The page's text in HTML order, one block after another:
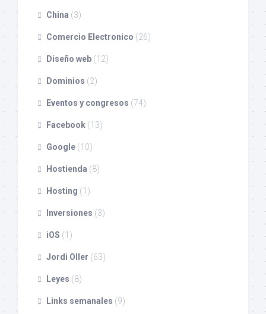
China (3)
Comercio Electronico (26)
Diseño web (12)
Dominios (2)
Eventos y congresos (74)
Facebook (13)
Google (10)
Hostienda (8)
Hosting (1)
Inversiones (3)
iOS (1)
Jordi Oller (63)
Leyes (8)
Links semanales (9)